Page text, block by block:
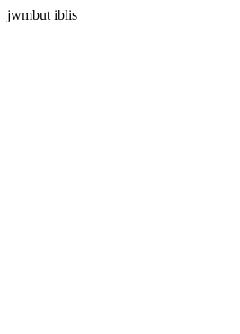
jwmbut iblis